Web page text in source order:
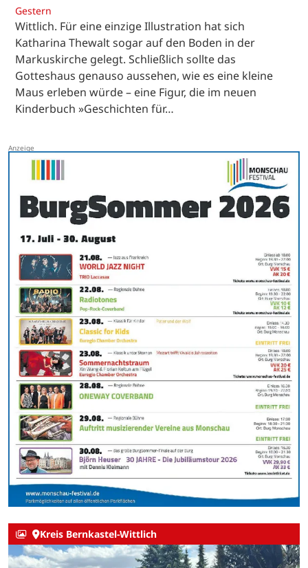
Gestern
Wittlich. Für eine einzige Illustration hat sich
Katharina Thewalt sogar auf den Boden in der
Markuskirche gelegt. Schließlich sollte das
Gotteshaus genauso aussehen, wie es eine kleine
Maus erleben würde – eine Figur, die im neuen
Kinderbuch »Geschichten für…
Kreis Bernkastel-Wittlich